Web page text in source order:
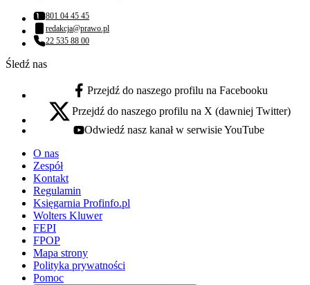
Numer telefonu:
801 04 45 45
Adres email:
redakcja@prawo.pl
Numer telefonu:
22 535 88 00
Śledź nas
facebook - otwiera się w nowej karcie
Przejdź do naszego profilu na Facebooku
x - otwiera się w nowej karcie
Przejdź do naszego profilu na X (dawniej Twitter)
youtube - otwiera się w nowej karcie
Odwiedź nasz kanał w serwisie YouTube
O nas
Zespół
Kontakt
Regulamin
Księgarnia Profinfo.pl
Wolters Kluwer
FEPI
FPOP
Mapa strony
Polityka prywatności
Pomoc